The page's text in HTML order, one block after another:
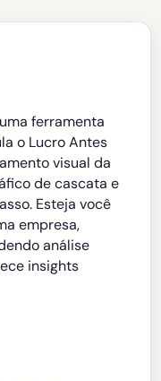
ferramenta
o Lucro Antes
visual da
de cascata e
Esteja você
empresa,
análise
insights